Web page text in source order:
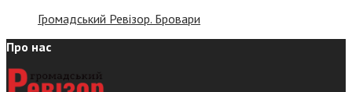
Громадський Ревізор. Бровари
Про нас